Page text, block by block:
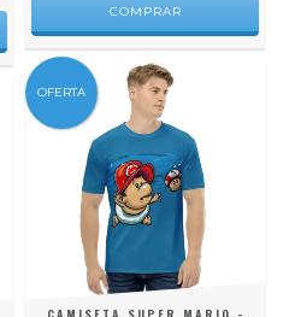
COMPRAR
OFERTA